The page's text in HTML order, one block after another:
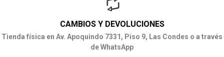
CAMBIOS Y DEVOLUCIONES
Tienda física en Av. Apoquindo 7331, Piso 9, Las Condes o a través
de WhatsApp